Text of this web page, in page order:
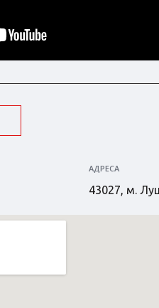
АДРЕСА
43027, м.